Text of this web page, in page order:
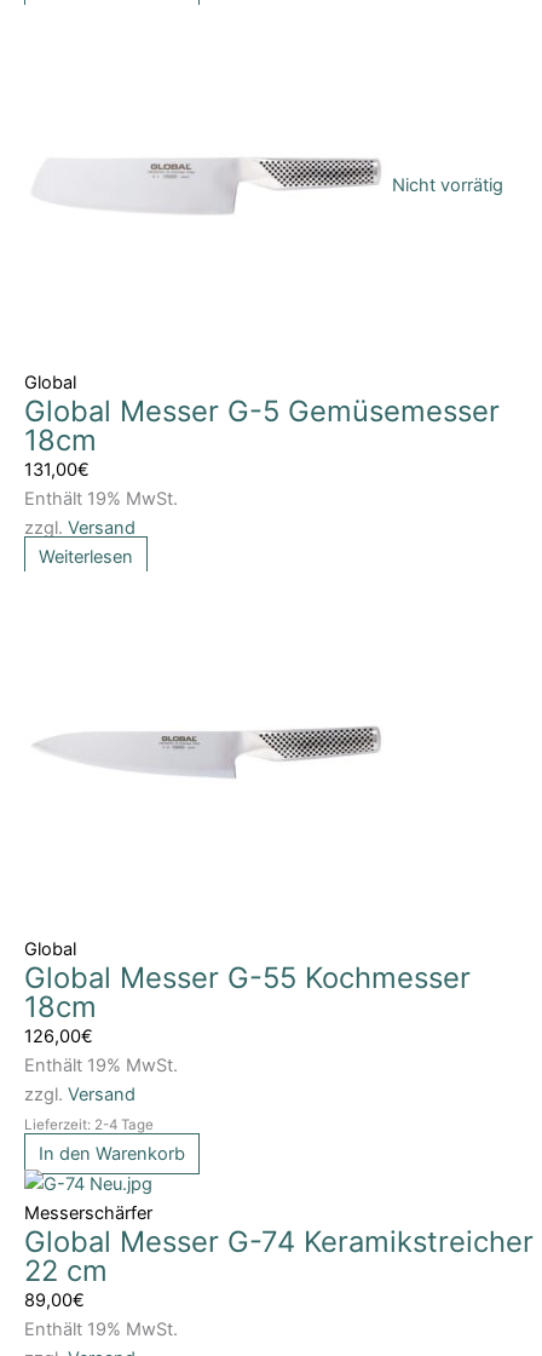
Nicht vorrätig
Global
Global Messer G-5 Gemüsemesser
18cm
131,00€
Enthält 19% MwSt.
zzgl. Versand
Weiterlesen
Global
Global Messer G-55 Kochmesser
18cm
126,00€
Enthält 19% MwSt.
zzgl. Versand
Lieferzeit: 2-4 Tage
In den Warenkorb
Messerschärfer
Global Messer G-74 Keramikstreicher
22 cm
89,00€
Enthält 19% MwSt.